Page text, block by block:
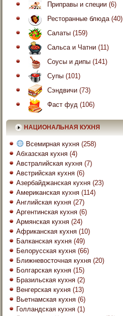
Приправы и специи (6)
Ресторанные блюда(40)
Салаты (159)
Сальса и Чатни (11)
Соусы и дипы (141)
Супы (101)
Сэндвичи (73)
Фаст фуд (106)
НАЦИОНАЛЬНАЯ КУХНЯ
Всемирная кухня (258)
Абхазская кухня (4)
Австралийская кухня (7)
Австрийская кухня (6)
Азербайджанская кухня (23)
Американская кухня (114)
Английская кухня (27)
Аргентинская кухня (6)
Армянская кухня (24)
Африканская кухня (10)
Балканская кухня (49)
Белорусская кухня (66)
Ближневосточная кухня (20)
Болгарская кухня (15)
Бразильская кухня (2)
Венгерская кухня (13)
Вьетнамская кухня (6)
Голландская кухня (1)